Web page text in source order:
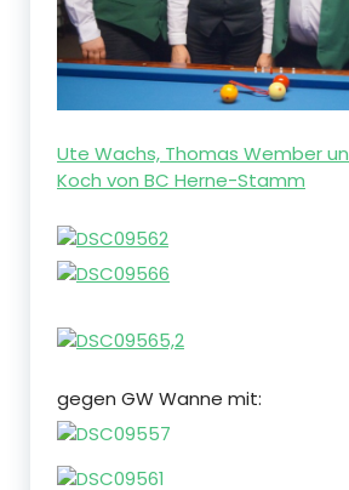
Ute Wachs, Thomas Wember
Koch von BC Herne-Stamm
gegen GW Wanne mit: